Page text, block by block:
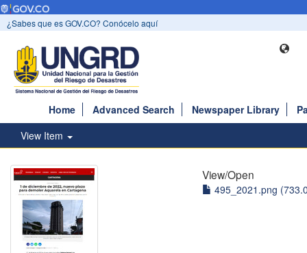
¿Sabes que es GOV.CO? Conócelo aquí
Home Advanced Search Newspaper Library
View Item
View/Open
495_2021.png